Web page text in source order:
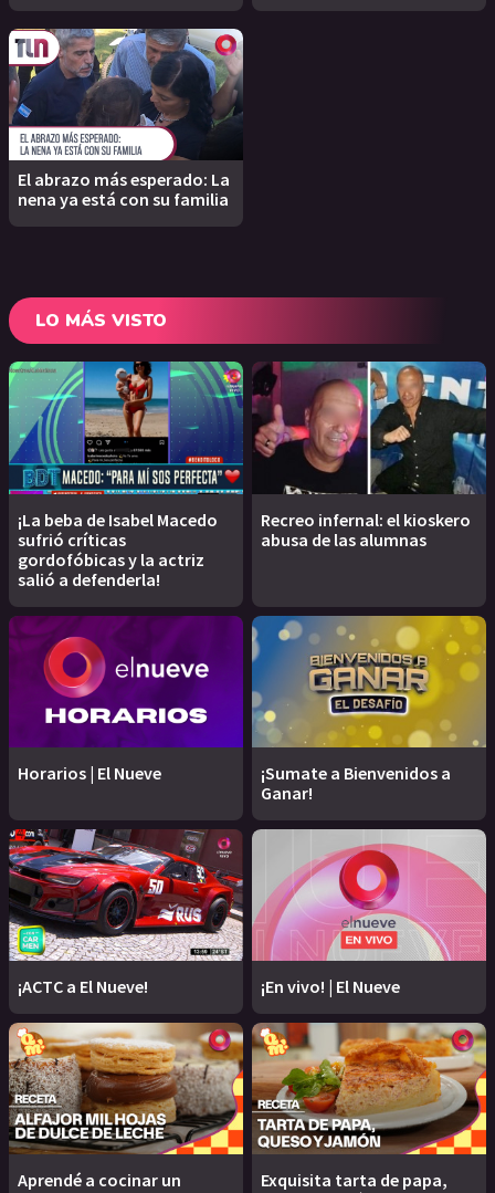
El abrazo más esperado: La
nena ya está con su familia
LO MÁS VISTO
¡La beba de Isabel Macedo
sufrió críticas
gordofóbicas y la actriz
salió a defenderla!
Recreo infernal: el kioskero
abusa de las alumnas
Horarios | El Nueve
¡Sumate a Bienvenidos a
Ganar!
¡ACTC a El Nueve! ¡En vivo! | El Nueve
Aprendé a cocinar un
Exquisita tarta de papa,